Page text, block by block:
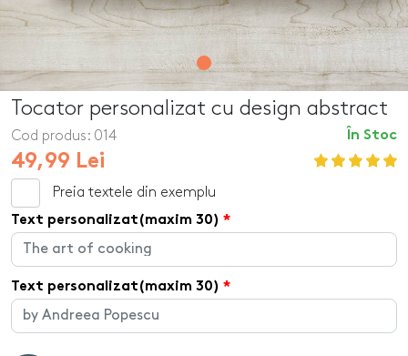
Tocator personalizat cu design abstract
În Stoc
Cod produs: 014
49,99 Lei
Preia textele din exemplu
Text personalizat(maxim 30)
Text personalizat(maxim 30)